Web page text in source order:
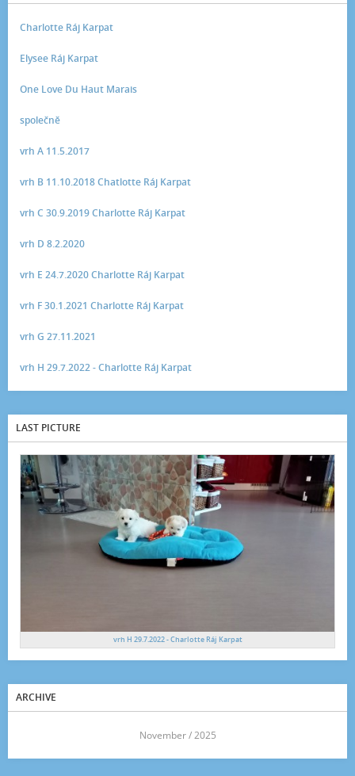
Charlotte Ráj Karpat
Elysee Ráj Karpat
One Love Du Haut Marais
společně
vrh A 11.5.2017
vrh B 11.10.2018 Chatlotte Ráj Karpat
vrh C 30.9.2019 Charlotte Ráj Karpat
vrh D 8.2.2020
vrh E 24.7.2020 Charlotte Ráj Karpat
vrh F 30.1.2021 Charlotte Ráj Karpat
vrh G 27.11.2021
vrh H 29.7.2022 - Charlotte Ráj Karpat
LAST PICTURE
vrh H 29.7.2022 - Charlotte Ráj Karpat
ARCHIVE
November / 2025